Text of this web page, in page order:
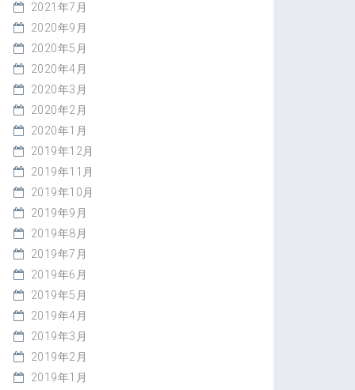
2021年7月
2020年9月
2020年5月
2020年4月
2020年3月
2020年2月
2020年1月
2019年12月
2019年11月
2019年10月
2019年9月
2019年8月
2019年7月
2019年6月
2019年5月
2019年4月
2019年3月
2019年2月
2019年1月